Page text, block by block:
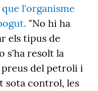
l'organisme
"No hi ha
els tipus de
s'ha resolt la
preus del petroli i
sota control, les